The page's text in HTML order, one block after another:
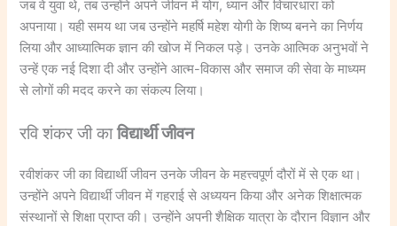
जब वे युवा थे, तब उन्होंने अपने जीवन में योग, ध्यान और विचारधारा को
अपनाया। यही समय था जब उन्होंने महर्षि महेश योगी के शिष्य बनने का निर्णय
लिया और आध्यात्मिक ज्ञान की खोज में निकल पड़े। उनके आत्मिक अनुभवों ने
उन्हें एक नई दिशा दी और उन्होंने आत्म-विकास और समाज की सेवा के माध्यम
से लोगों की मदद करने का संकल्प लिया।
रवि शंकर जी काविद्यार्थी जीवन
रवीशंकर जी का विद्यार्थी जीवन उनके जीवन के महत्त्वपूर्ण दौरों में से एक था।
उन्होंने अपने विद्यार्थी जीवन में गहराई से अध्ययन किया और अनेक शिक्षात्मक
संस्थानों से शिक्षा प्राप्त की। उन्होंने अपनी शैक्षिक यात्रा के दौरान विज्ञान और